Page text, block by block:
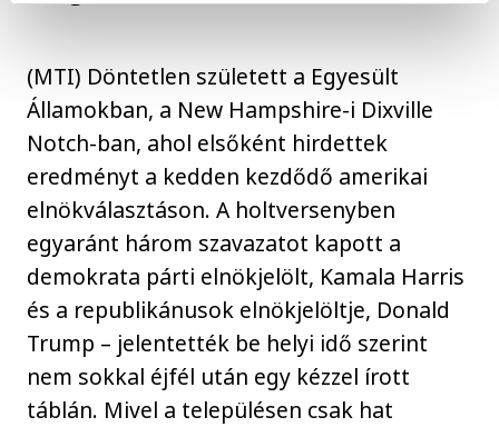
(MTI) Döntetlen született a Egyesült
Államokban, a New Hampshire-i Dixville
Notch-ban, ahol elsőként hirdettek
eredményt a kedden kezdődő amerikai
elnökválasztáson. A holtversenyben
egyaránt három szavazatot kapott a
demokrata párti elnökjelölt, Kamala Harris
és a republikánusok elnökjelöltje, Donald
Trump – jelentették be helyi idő szerint
nem sokkal éjfél után egy kézzel írott
táblán. Mivel a településen csak hat